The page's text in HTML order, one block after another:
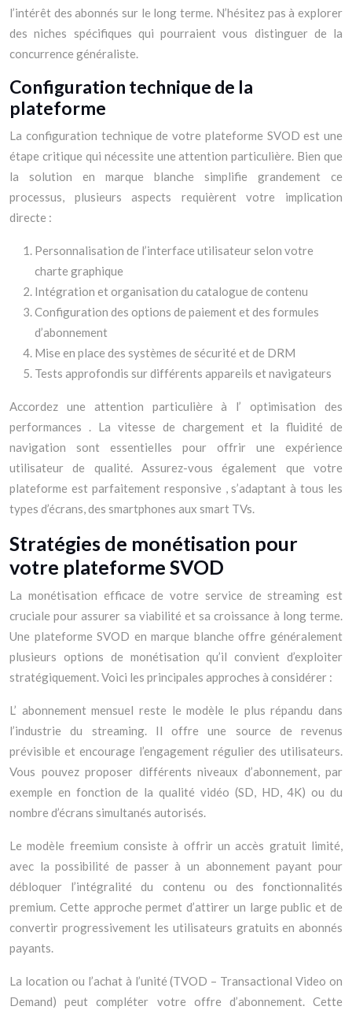
l’intérêt des abonnés sur le long terme. N’hésitez pas à explorer
des niches spécifiques qui pourraient vous distinguer de la
concurrence généraliste.
Configuration technique de la
plateforme
La configuration technique de votre plateforme SVOD est une
étape critique qui nécessite une attention particulière. Bien que
la solution en marque blanche simplifie grandement ce
processus, plusieurs aspects requièrent votre implication
directe :
Personnalisation de l’interface utilisateur selon votre
charte graphique
Intégration et organisation du catalogue de contenu
Configuration des options de paiement et des formules
d’abonnement
Mise en place des systèmes de sécurité et de DRM
Tests approfondis sur différents appareils et navigateurs
Accordez une attention particulière à l’ optimisation des
performances . La vitesse de chargement et la fluidité de
navigation sont essentielles pour offrir une expérience
utilisateur de qualité. Assurez-vous également que votre
plateforme est parfaitement responsive , s’adaptant à tous les
types d’écrans, des smartphones aux smart TVs.
Stratégies de monétisation pour
votre plateforme SVOD
La monétisation efficace de votre service de streaming est
cruciale pour assurer sa viabilité et sa croissance à long terme.
Une plateforme SVOD en marque blanche offre généralement
plusieurs options de monétisation qu’il convient d’exploiter
stratégiquement. Voici les principales approches à considérer :
L’ abonnement mensuel reste le modèle le plus répandu dans
l’industrie du streaming. Il offre une source de revenus
prévisible et encourage l’engagement régulier des utilisateurs.
Vous pouvez proposer différents niveaux d’abonnement, par
exemple en fonction de la qualité vidéo (SD, HD, 4K) ou du
nombre d’écrans simultanés autorisés.
Le modèle freemium consiste à offrir un accès gratuit limité,
avec la possibilité de passer à un abonnement payant pour
débloquer l’intégralité du contenu ou des fonctionnalités
premium. Cette approche permet d’attirer un large public et de
convertir progressivement les utilisateurs gratuits en abonnés
payants.
La location ou l’achat à l’unité (TVOD – Transactional Video on
Demand) peut compléter votre offre d’abonnement. Cette